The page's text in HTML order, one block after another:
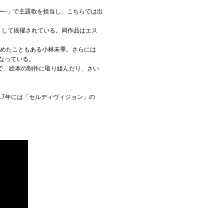
-」で主題歌を担当し、こちらでは出
て抜擢されている。同作品はエス
たこともある小林未季。さらには
ている。
、絵本の制作に取り組んだり、さい
年には「セルディヴィジョン」の